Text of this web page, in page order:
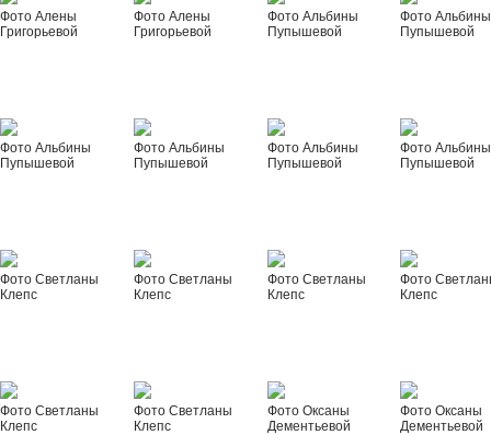
Фото Алены
Григорьевой
Фото Алены
Григорьевой
Фото Альбины
Пупышевой
Фото Альбины
Пупышевой
Фото Альбины
Пупышевой
Фото Альбины
Пупышевой
Фото Альбины
Пупышевой
Фото Альбины
Пупышевой
Фото Светланы
Клепс
Фото Светланы
Клепс
Фото Светланы
Клепс
Фото
Клепс
Фото Светланы
Клепс
Фото Светланы
Клепс
Фото Оксаны
Дементьевой
Фото Оксаны
Дементьевой